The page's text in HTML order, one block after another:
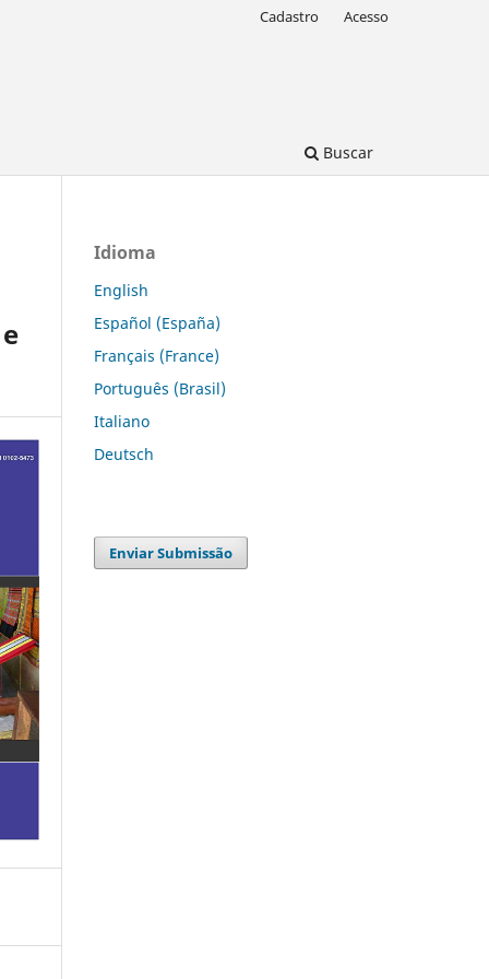
Buscar
Cadastro Acesso
Idioma
English
Español (España)
Français (France)
Português (Brasil)
Italiano
Deutsch
Enviar Submissão